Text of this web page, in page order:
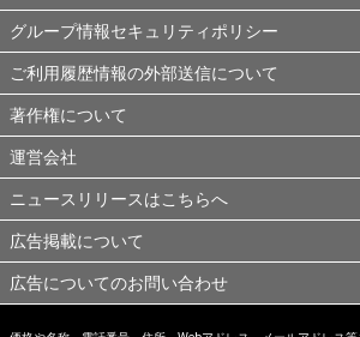
グループ情報セキュリティポリシー
ご利用履歴情報の外部送信について
著作権について
運営会社
ニュースリリースはこちらへ
広告掲載について
広告についてのお問い合わせ